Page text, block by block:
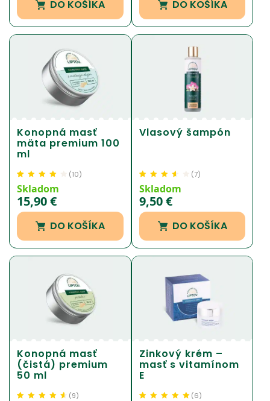
DO KOŠÍKA DO KOŠÍKA
Konopná masť
mäta premium 100
ml
Hodnotenie
4.20 z 5 na
základe
10
zákazníckej
recenzie
(10)
Skladom
15,90€
DO KOŠÍKA
Vlasový šampón
Hodnotenie
3.58z 5 na
základe
6
zákazníckej
recenzie
(7)
Skladom
9,50€
DO KOŠÍKA
Konopná masť
(čistá) premium
50 ml
(9)
Zinkový krém –
masť s vitamínom
E
(6)